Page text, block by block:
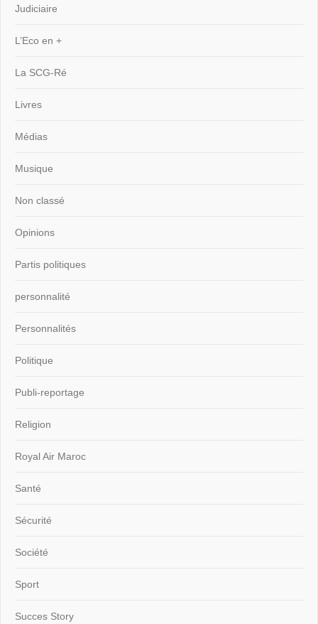
Judiciaire
L’Eco en +
La SCG-Ré
Livres
Médias
Musique
Non classé
Opinions
Partis politiques
personnalité
Personnalités
Politique
Publi-reportage
Religion
Royal Air Maroc
Santé
Sécurité
Société
Sport
Succes Story